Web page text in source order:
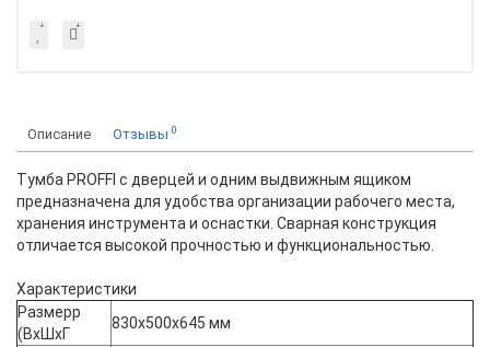
Описание Отзывы 0
Тумба PROFFI с дверцей и одним выдвижным ящиком
предназначена для удобства организации рабочего места,
хранения инструмента и оснастки. Сварная конструкция
отличается высокой прочностью и функциональностью.
Характеристики
Размерр
(ВхШхГ
830x500x645 мм